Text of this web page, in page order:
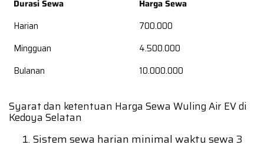
Durasi Sewa
Harga Sewa
Harian
700.000
Mingguan
4.500.000
Bulanan
10.000.000
Syarat dan ketentuan Harga Sewa Wuling Air EV di
Kedoya Selatan
Sistem sewa harian minimal waktu sewa 3